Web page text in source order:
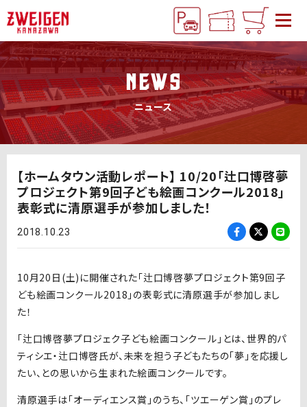
NEWS
ニュース
【ホームタウン活動レポート】 10/20「辻口博啓夢
プロジェクト第9回子ども絵画コンクール2018」
表彰式に清原選手が参加しました！
2018.10.23
10月20日(土)に開催された「辻口博啓夢プロジェクト第9回子
ども絵画コンクール2018」の表彰式に清原選手が参加しまし
た！
「辻口博啓夢プロジェク子ども絵画コンクール」とは、世界的パ
ティシエ・辻口博啓氏が、未来を担う子どもたちの「夢」を応援し
たい、との思いから生まれた絵画コンクールです。
清原選手は「オーディエンス賞」のうち、「ツエーゲン賞」のプレ